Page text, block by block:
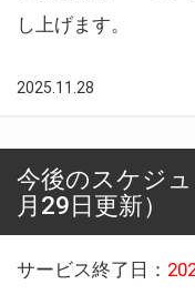
し上げます。
2025.11.28
今後のスケジ
月29日更新）
サービス終了日：